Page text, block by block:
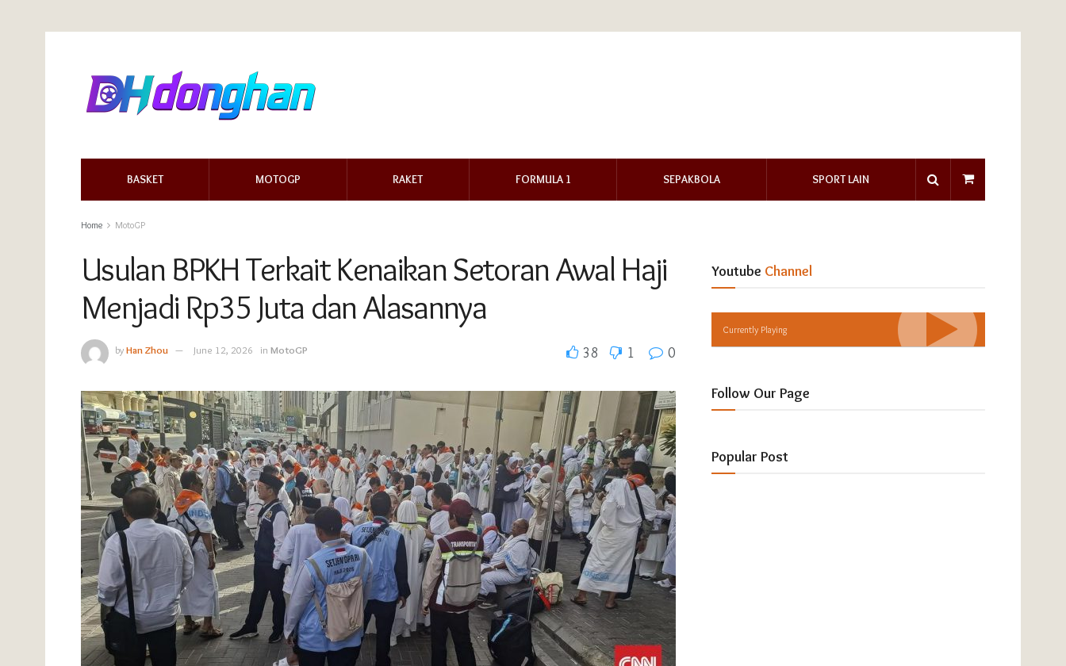
BASKET MOTOGP RAKET FORMULA 1 SEPAKBOLA SPORT LAIN
Home MotoGP
Usulan BPKH Terkait Kenaikan Setoran Awal Haji
Menjadi Rp35 Juta dan Alasannya
byHan Zhou June 12, 2026 in MotoGP 38 1 0
Youtube Channel
Currently Playing
Follow Our Page
Popular Post